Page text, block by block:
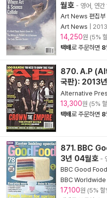
월호 - 영어, 연간
Art News 편집부
Art News
14,250원 (5%
택배로 주문하면 8
870. A.P
국판): 2013
Alternative
13,300원 (5%
택배로 주문하면 8
871. BBC
3년 04월호 -
BBC Good Food
BBC
17,100원 (5%